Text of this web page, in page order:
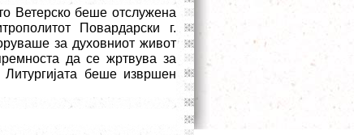
Ветерско беше отслужена
Повардарски г.
за духовниот живот
да се жртвува за
беше извршен